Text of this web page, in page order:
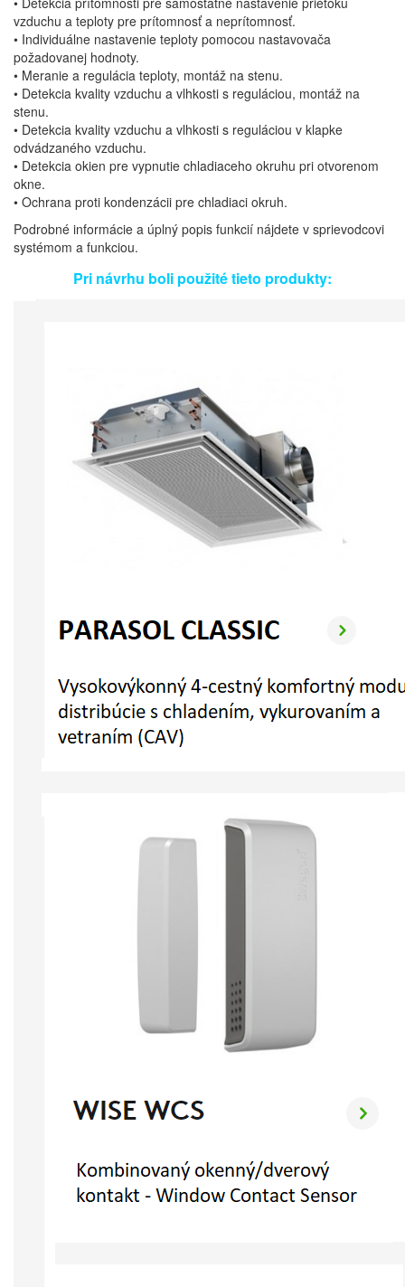
vzduchu a teploty pre prítomnosť a neprítomnosť.
• Individuálne nastavenie teploty pomocou nastavovača
požadovanej hodnoty.
• Meranie a regulácia teploty, montáž na stenu.
• Detekcia kvality vzduchu a vlhkosti s reguláciou, montáž na
stenu.
• Detekcia kvality vzduchu a vlhkosti s reguláciou v klapke
odvádzaného vzduchu.
• Detekcia okien pre vypnutie chladiaceho okruhu pri otvorenom
okne.
• Ochrana proti kondenzácii pre chladiaci okruh.
Podrobné informácie a úplný popis funkcií nájdete v sprievodcovi
systémom a funkciou.
Pri návrhu boli použité tieto produkty: